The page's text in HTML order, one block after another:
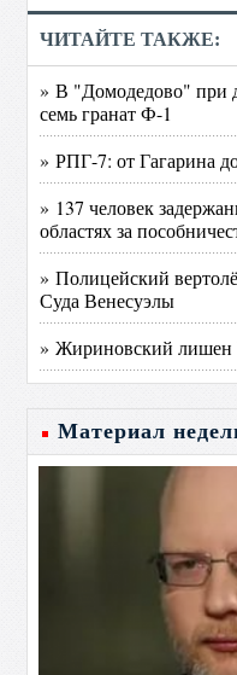
ЧИТАЙТЕ ТАКЖЕ:
» В "Домодедово" при
семь гранат Ф-1
» РПГ-7: от Гагарина
» 137 человек
областях за
» Полицейский
Суда Венесуэлы
» Жириновский
Материал